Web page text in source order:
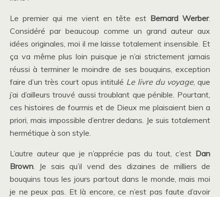
Le premier qui me vient en tête est Bernard Werber.
Considéré par beaucoup comme un grand auteur aux
idées originales, moi il me laisse totalement insensible. Et
ça va même plus loin puisque je n’ai strictement jamais
réussi à terminer le moindre de ses bouquins, exception
faire d’un très court opus intitulé Le livre du voyage, que
j’ai d’ailleurs trouvé aussi troublant que pénible. Pourtant,
ces histoires de fourmis et de Dieux me plaisaient bien a
priori, mais impossible d’entrer dedans. Je suis totalement
hermétique à son style.
L’autre auteur que je n’apprécie pas du tout, c’est Dan
Brown. Je sais qu’il vend des dizaines de milliers de
bouquins tous les jours partout dans le monde, mais moi
je ne peux pas. Et là encore, ce n’est pas faute d’avoir